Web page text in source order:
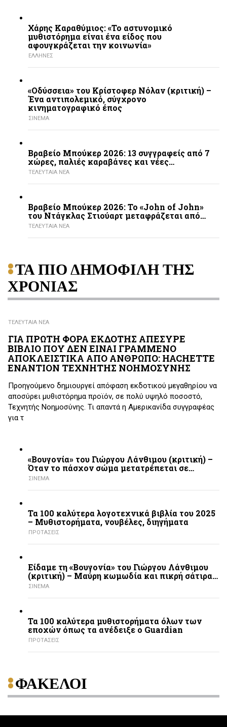
Χάρης Καραθύμιος: «Το αστυνομικό
μυθιστόρημα είναι ένα είδος που
αφουγκράζεται την κοινωνία»
ΕΛΛΗΝΕΣ
«Οδύσσεια» του Κρίστοφερ Νόλαν (κριτική) –
Ένα αντιπολεμικό, σύγχρονο
κινηματογραφικό έπος
ΣΙΝΕΜΑ
Βραβείο Μπούκερ 2026: 13 συγγραφείς από 7
χώρες, παλιές καραβάνες και νέες…
ΤΕΛΕΥΤΑΙΑ ΝΕΑ
Βραβείο Μπούκερ 2026: Το «John of John»
του Ντάγκλας Στιούαρτ μεταφράζεται από…
ΤΕΛΕΥΤΑΙΑ ΝΕΑ
ΤΑ ΠΙΟ ΔΗΜΟΦΙΛΗ ΤΗΣ
ΧΡΟΝΙΑΣ
ΤΕΛΕΥΤΑΙΑ ΝΕΑ
ΓΙΑ ΠΡΩΤΗ ΦΟΡΑ ΕΚΔΟΤΗΣ ΑΠΕΣΥΡΕ
ΒΙΒΛΙΟ ΠΟΥ ΔΕΝ ΕΙΝΑΙ ΓΡΑΜΜΕΝΟ
ΑΠΟΚΛΕΙΣΤΙΚΑ ΑΠΟ ΑΝΘΡΩΠΟ: HACHETTE
ΕΝΑΝΤΙΟΝ ΤΕΧΝΗΤΗΣ ΝΟΗΜΟΣΥΝΗΣ
Προηγούμενο δημιουργεί απόφαση εκδοτικού μεγαθηρίου να
αποσύρει μυθιστόρημα προϊόν, σε πολύ υψηλό ποσοστό,
Τεχνητής Νοημοσύνης. Τι απαντά η Αμερικανίδα συγγραφέας
για τ
«Βουγονία» του Γιώργου Λάνθιμου (κριτική) –
Όταν το πάσχον σώμα μετατρέπεται σε…
ΣΙΝΕΜΑ
Τα 100 καλύτερα λογοτεχνικά βιβλία του 2025
– Mυθιστορήματα, νουβέλες, διηγήματα
ΠΡΟΤΑΣΕΙΣ
Είδαμε τη «Βουγονία» του Γιώργου Λάνθιμου
(κριτική) – Μαύρη κωμωδία και πικρή σάτιρα…
ΣΙΝΕΜΑ
Τα 100 καλύτερα μυθιστορήματα όλων των
εποχών όπως τα ανέδειξε ο Guardian
ΠΡΟΤΑΣΕΙΣ
ΦΑΚΕΛΟΙ